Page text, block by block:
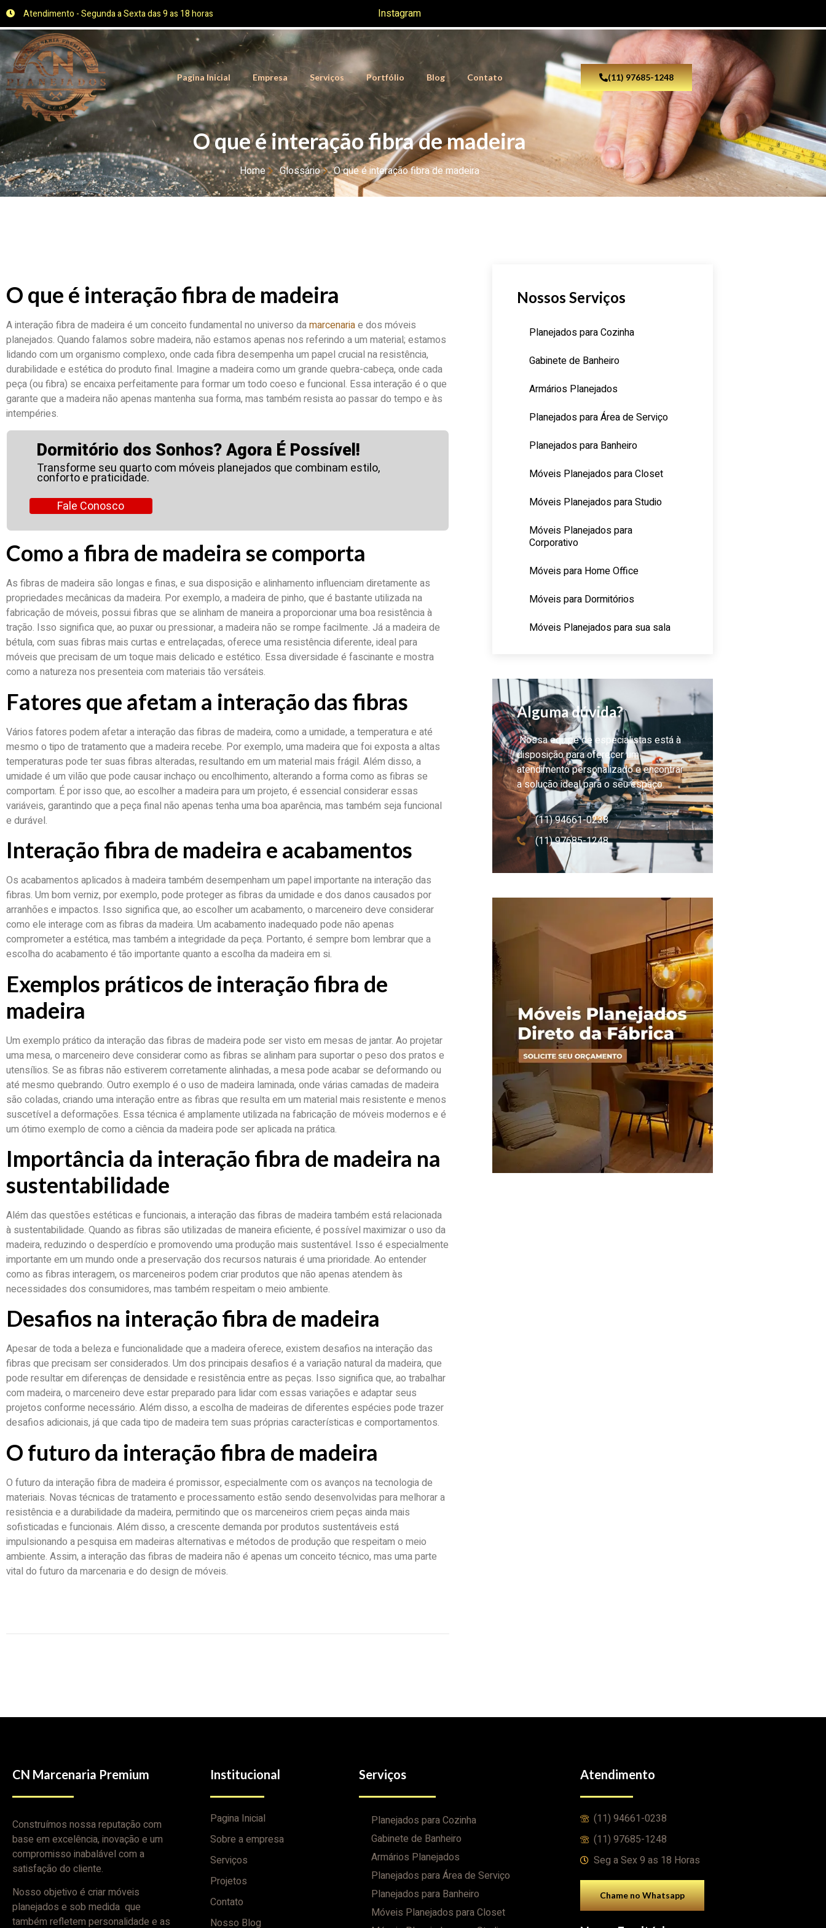
Atendimento - Segunda a Sexta das 9 as 18 horas Instagram
Pagina Inicial Empresa Serviços Portfólio Blog Contato (11) 97685-1248
O que é interação fibra de madeira
Home Glossário O que é interação fibra de madeira
O que é interação fibra de madeira
A interação fibra de madeira é um conceito fundamental no universo damarcenariae dos móveis
planejados. Quando falamos sobre madeira, não estamos apenas nos referindo a um material; estamos
lidando com um organismo complexo, onde cada fibra desempenha um papel crucial na resistência,
durabilidade e estética do produto final. Imagine a madeira como um grande quebra-cabeça, onde cada
peça (ou fibra) se encaixa perfeitamente para formar um todo coeso e funcional. Essa interação é o que
garante que a madeira não apenas mantenha sua forma, mas também resista ao passar do tempo e às
intempéries.
Dormitório dos Sonhos? Agora É Possível!
Transforme seu quarto com móveis planejados que combinam estilo,
conforto e praticidade.
Fale Conosco
Como a fibra de madeira se comporta
As fibras de madeira são longas e finas, e sua disposição e alinhamento influenciam diretamente as
propriedades mecânicas da madeira. Por exemplo, a madeira de pinho, que é bastante utilizada na
fabricação de móveis, possui fibras que se alinham de maneira a proporcionar uma boa resistência à
tração. Isso significa que, ao puxar ou pressionar, a madeira não se rompe facilmente. Já a madeira de
bétula, com suas fibras mais curtas e entrelaçadas, oferece uma resistência diferente, ideal para
móveis que precisam de um toque mais delicado e estético. Essa diversidade é fascinante e mostra
como a natureza nos presenteia com materiais tão versáteis.
Fatores que afetam a interação das fibras
Vários fatores podem afetar a interação das fibras de madeira, como a umidade, a temperatura e até
mesmo o tipo de tratamento que a madeira recebe. Por exemplo, uma madeira que foi exposta a altas
temperaturas pode ter suas fibras alteradas, resultando em um material mais frágil. Além disso, a
umidade é um vilão que pode causar inchaço ou encolhimento, alterando a forma como as fibras se
comportam. É por isso que, ao escolher a madeira para um projeto, é essencial considerar essas
variáveis, garantindo que a peça final não apenas tenha uma boa aparência, mas também seja funcional
e durável.
Interação fibra de madeira e acabamentos
Os acabamentos aplicados à madeira também desempenham um papel importante na interação das
fibras. Um bom verniz, por exemplo, pode proteger as fibras da umidade e dos danos causados por
arranhões e impactos. Isso significa que, ao escolher um acabamento, o marceneiro deve considerar
como ele interage com as fibras da madeira. Um acabamento inadequado pode não apenas
comprometer a estética, mas também a integridade da peça. Portanto, é sempre bom lembrar que a
escolha do acabamento é tão importante quanto a escolha da madeira em si.
Exemplos práticos de interação fibra de
madeira
Um exemplo prático da interação das fibras de madeira pode ser visto em mesas de jantar. Ao projetar
uma mesa, o marceneiro deve considerar como as fibras se alinham para suportar o peso dos pratos e
utensílios. Se as fibras não estiverem corretamente alinhadas, a mesa pode acabar se deformando ou
até mesmo quebrando. Outro exemplo é o uso de madeira laminada, onde várias camadas de madeira
são coladas, criando uma interação entre as fibras que resulta em um material mais resistente e menos
suscetível a deformações. Essa técnica é amplamente utilizada na fabricação de móveis modernos e é
um ótimo exemplo de como a ciência da madeira pode ser aplicada na prática.
Importância da interação fibra de madeira na
sustentabilidade
Além das questões estéticas e funcionais, a interação das fibras de madeira também está relacionada
à sustentabilidade. Quando as fibras são utilizadas de maneira eficiente, é possível maximizar o uso da
madeira, reduzindo o desperdício e promovendo uma produção mais sustentável. Isso é especialmente
importante em um mundo onde a preservação dos recursos naturais é uma prioridade. Ao entender
como as fibras interagem, os marceneiros podem criar produtos que não apenas atendem às
necessidades dos consumidores, mas também respeitam o meio ambiente.
Desafios na interação fibra de madeira
Apesar de toda a beleza e funcionalidade que a madeira oferece, existem desafios na interação das
fibras que precisam ser considerados. Um dos principais desafios é a variação natural da madeira, que
pode resultar em diferenças de densidade e resistência entre as peças. Isso significa que, ao trabalhar
com madeira, o marceneiro deve estar preparado para lidar com essas variações e adaptar seus
projetos conforme necessário. Além disso, a escolha de madeiras de diferentes espécies pode trazer
desafios adicionais, já que cada tipo de madeira tem suas próprias características e comportamentos.
O futuro da interação fibra de madeira
O futuro da interação fibra de madeira é promissor, especialmente com os avanços na tecnologia de
materiais. Novas técnicas de tratamento e processamento estão sendo desenvolvidas para melhorar a
resistência e a durabilidade da madeira, permitindo que os marceneiros criem peças ainda mais
sofisticadas e funcionais. Além disso, a crescente demanda por produtos sustentáveis está
impulsionando a pesquisa em madeiras alternativas e métodos de produção que respeitam o meio
ambiente. Assim, a interação das fibras de madeira não é apenas um conceito técnico, mas uma parte
vital do futuro da marcenaria e do design de móveis.
Nossos Serviços
Planejados para Cozinha
Gabinete de Banheiro
Armários Planejados
Planejados para Área de Serviço
Planejados para Banheiro
Móveis Planejados para Closet
Móveis Planejados para Studio
Móveis Planejados para
Corporativo
Móveis para Home Office
Móveis para Dormitórios
Móveis Planejados para sua sala
Alguma dúvida?
Nossa equipe de especialistas está à
disposição para oferecer um
atendimento personalizado e encontrar
a solução ideal para o seu espaço.
(11) 94661-0238
(11) 97685-1248
CN Marcenaria Premium
Construímos nossa reputação com
base em excelência, inovação e um
compromisso inabalável com a
satisfação do cliente.
Nosso objetivo é criar móveis
planejados e sob medida que
também refletem personalidade e as
Institucional
Pagina Inicial
Sobre a empresa
Serviços
Projetos
Contato
Nosso Blog
Serviços
Planejados para Cozinha
Gabinete de Banheiro
Armários Planejados
Planejados para Área de Serviço
Planejados para Banheiro
Móveis Planejados para Closet
Atendimento
(11) 94661-0238
(11) 97685-1248
Seg a Sex 9 as 18 Horas
Chame no Whatsapp